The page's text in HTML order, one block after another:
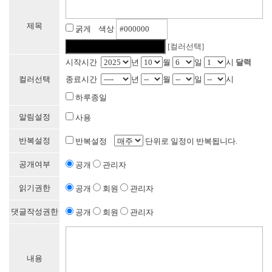
제목
굵게 색상
[컬러선택]
컬러선택
시작시간 년 월 일 시 달력
종료시간
년 월 일
시
하루종일
알림설정 사용
반복설정 반복설정 단위로 일정이 반복됩니다.
공개여부 공개 관리자
읽기권한 공개 회원 관리자
댓글작성권한 공개 회원 관리자
내용